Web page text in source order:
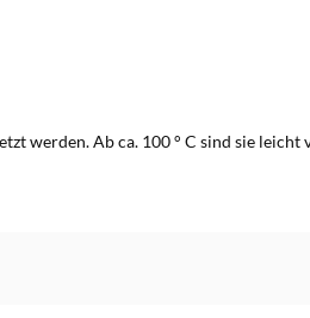
werden. Ab ca. 100 ° C sind sie